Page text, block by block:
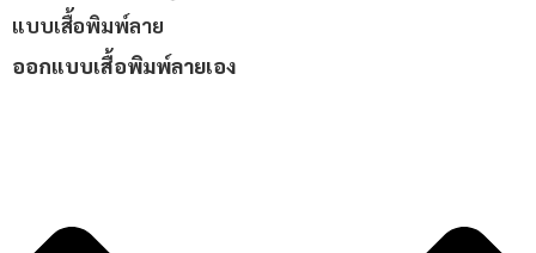
แบบเสื้อพิมพ์ลาย
ออกแบบเสื้อพิมพ์ลายเอง